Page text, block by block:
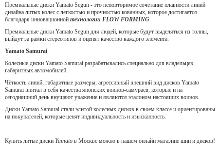
Премиальные диски Yamato Segun - это неповторимое сочетание плавности линий
дизайна литых колес с легкостью и прочностью кованных, которое достигается
благодаря инновационной технологии FLOW FORMING.
Премиальные диски Yamato Segun для людей, которые будут выделяться из толпы,
выйдут за рамки стереотипов и оценят качество каждого элемента.
Yamato Samurai
Колесные диски Yamato Samurai разрабатывались специально для владельцев
габаритных автомобилей.
Чёткость линий, габаритные размеры, агрессивный внешний вид дисков Yamato
Samurai впитал в себя качества японских воинов-самураев, которые и на
сегодняшний день внушают уважение и являются эталоном настоящих воинов.
Диски Yamato Samurai стали элитой колесных дисков в своем классе и ориентированы
на покупателей, которые ценят индивидуальность и изысканность.
Купить литые диски Yamato в Москве можно в нашем онлайн магазине шин и дисков!